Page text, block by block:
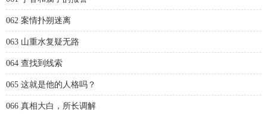
062 案情扑朔迷离
063 山重水复疑无路
064 查找到线索
065 这就是他的人格吗？
066 真相大白，所长调解